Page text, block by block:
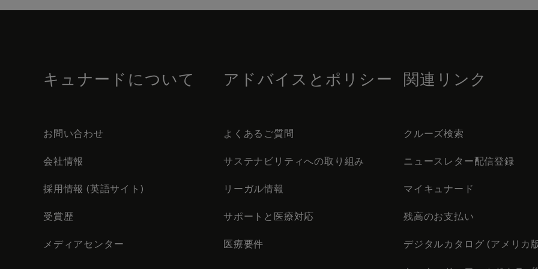
キュナードについて
お問い合わせ
会社情報
採用情報 (英語サイト)
受賞歴
メディアセンター
アドバイスとポリシー
よくあるご質問
サステナビリティへの取り組み
リーガル情報
サポートと医療対応
医療要件
関連リンク
クルーズ検索
ニュースレター配信登録
マイキュナード
残高のお支払い
デジタルカタログ (アメリカ